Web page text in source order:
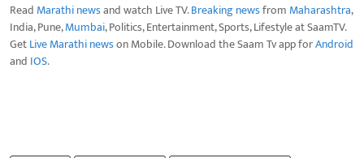
Read Marathi newsand watch Live TV.Breaking newsfrom Maharashtra,
India, Pune,Mumbai, Politics, Entertainment, Sports, Lifestyle at SaamTV.
GetLive Marathi newson Mobile. Download the Saam Tv app forAndroid
and IOS.